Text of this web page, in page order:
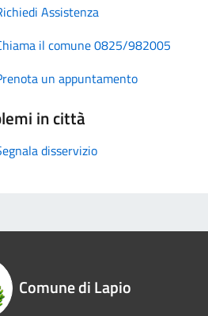
Assistenza
il comune 0825/982005
un appuntamento
in città
disservizio
Comune di Lapio